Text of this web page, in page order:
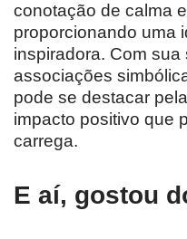
conotação de calma
proporcionando uma
inspiradora. Com
associações
pode se destacar
impacto positivo que
carrega.
E aí, gostou